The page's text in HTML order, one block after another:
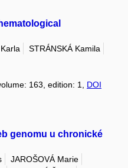
STRÁNSKÁ Kamila
163, edition: 1, DOI
genomu u chronické
JAROŠOVÁ Marie